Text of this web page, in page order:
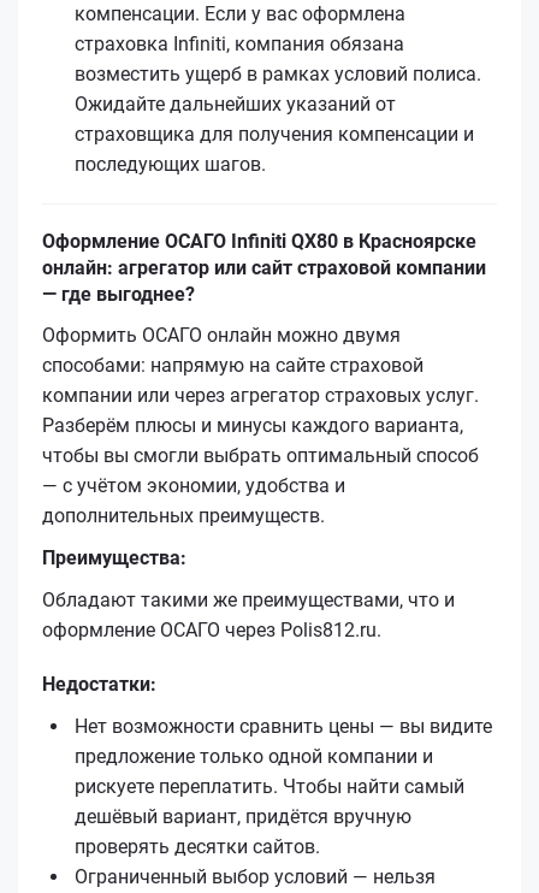
компенсации. Если у вас оформлена
страховка Infiniti, компания обязана
возместить ущерб в рамках условий полиса.
Ожидайте дальнейших указаний от
страховщика для получения компенсации и
последующих шагов.
Оформление ОСАГО Infiniti QX80 в Красноярске
онлайн: агрегатор или сайт страховой компании
— где выгоднее?
Оформить ОСАГО онлайн можно двумя
способами: напрямую на сайте страховой
компании или через агрегатор страховых услуг.
Разберём плюсы и минусы каждого варианта,
чтобы вы смогли выбрать оптимальный способ
— с учётом экономии, удобства и
дополнительных преимуществ.
Преимущества:
Обладают такими же преимуществами, что и
оформление ОСАГО через Polis812.ru.
Недостатки:
Нет возможности сравнить цены — вы видите
предложение только одной компании и
рискуете переплатить. Чтобы найти самый
дешёвый вариант, придётся вручную
проверять десятки сайтов.
Ограниченный выбор условий — нельзя